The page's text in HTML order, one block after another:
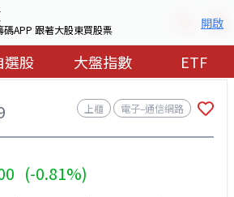
APP 跟著大股東買股票 開啟
選股 大盤指數 ETF
上櫃 電子–通信網路
(-0.81%)